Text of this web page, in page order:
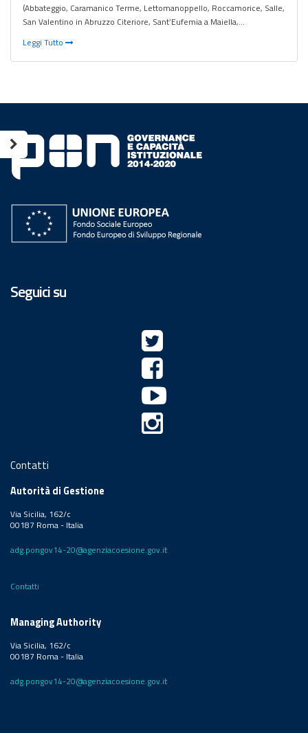
(Abbateggio, Caramanico Terme, Lettomanoppello, Roccamorice, Salle,
San Valentino in Abruzzo Citeriore, Sant’Eufemia a Maiella,…
Leggi Tutto
Seguici su
Contatti
Autorità di Gestione
Via Sicilia, 162/c
00187 Roma - Italia
adg.pongov14-20@agenziacoesione.gov.it
Contatti
Managing Authority
Via Sicilia, 162/c
00187 Roma - Italia
adg.pongov14-20@agenziacoesione.gov.it